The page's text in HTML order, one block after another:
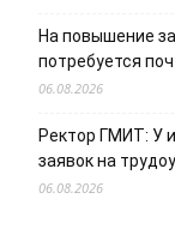
На повышение
потребуется
06.08.2026
Ректор ГМИТ: У
заявок на
06.08.2026